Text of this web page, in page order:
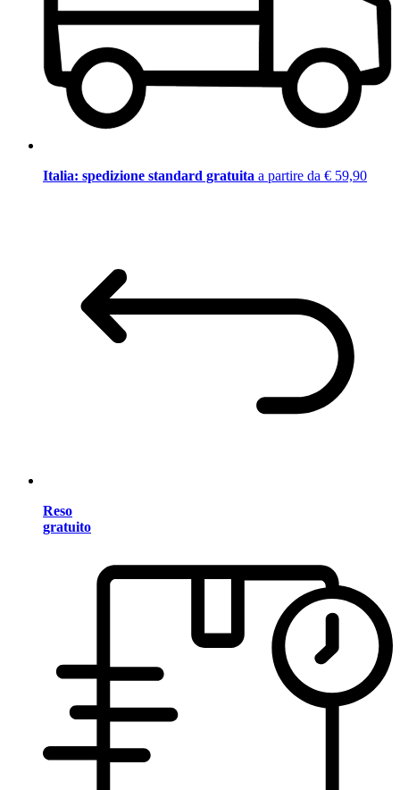
Italia: spedizione standard gratuita a partire da € 59,90
Reso
gratuito